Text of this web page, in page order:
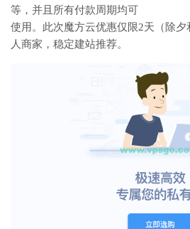
等，并且所有付款周期均可
使用。此次魔方云优惠仅限2天（除夕
人商家，稳定建站推荐。